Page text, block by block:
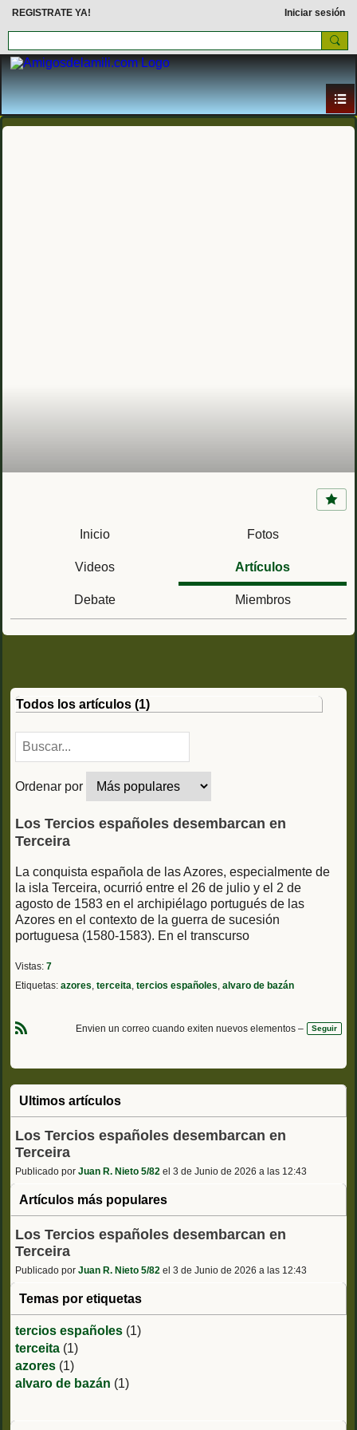
REGISTRATE YA! Iniciar sesión
Inicio Fotos
Videos Artículos
Debate Miembros
Todos los artículos (1)
Ordenar por
Los Tercios españoles desembarcan en
Terceira
La conquista española de las Azores, especialmente de
la isla Terceira, ocurrió entre el 26 de julio y el 2 de
agosto de 1583 en el archipiélago portugués de las
Azores en el contexto de la guerra de sucesión
portuguesa (1580-1583). En el transcurso
Vistas: 7
Etiquetas: azores, terceita, tercios españoles, alvaro de bazán
S
Envien un correo cuando exiten nuevos elementos – Seguir
Ultimos artículos
Los Tercios españoles desembarcan en
Terceira
Publicado por Juan R. Nieto 5/82 el 3 de Junio de 2026 a las 12:43
Artículos más populares
Los Tercios españoles desembarcan en
Terceira
Publicado por Juan R. Nieto 5/82 el 3 de Junio de 2026 a las 12:43
Temas por etiquetas
tercios españoles (1)
terceita (1)
azores (1)
alvaro de bazán (1)